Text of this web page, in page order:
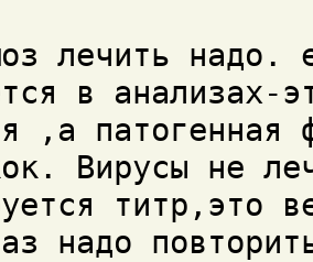
лечить надо.
в анализах-
,а
Вирусы не
титр,это
надо